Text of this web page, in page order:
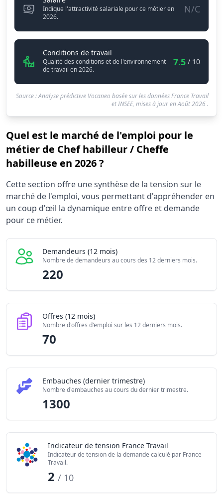
Indique l'attractivité salariale pour ce métier en
2026.
N/C
Conditions de travail
Qualité des conditions et de l'environnement
de travail en 2026.
7.5 / 10
Source : Analyse prédictive Vocaneo basée sur les données France Travail
et INSEE, mises à jour enAoût 2026.
Quel est le marché de l'emploi pour le
métier de Chef habilleur / Cheffe
habilleuse en 2026 ?
Statistiques recrutement Chef habilleur / Cheffe
Indicateur
Valeur
Demandeurs d'emploi (12 mois)
220
Offres publiées (12 mois)
Indice de tension globale
Cette section offre une synthèse de la tension sur le
marché de l'emploi, vous permettant d'appréhender en
un coup d'œil la dynamique entre offre et demande
pour ce métier.
Demandeurs (12 mois)
Nombre de demandeurs au cours des 12 derniers mois.
220
Offres (12 mois)
Nombre d'offres d'emploi sur les 12 derniers mois.
70
Embauches (dernier trimestre)
Nombre d'embauches au cours du dernier trimestre.
1300
Indicateur de tension France Travail
Indicateur de tension de la demande calculé par France
Travail.
2/ 10